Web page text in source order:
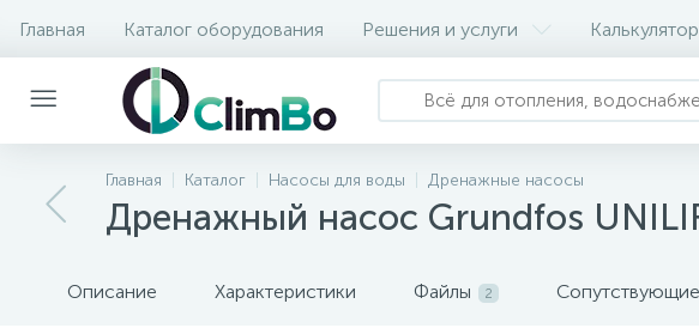
Главная Каталог оборудования Решения и услуги
Главная Каталог Насосы для воды Дренажные насосы
Дренажный насос Grundfos
Описание Характеристики Файлы 2